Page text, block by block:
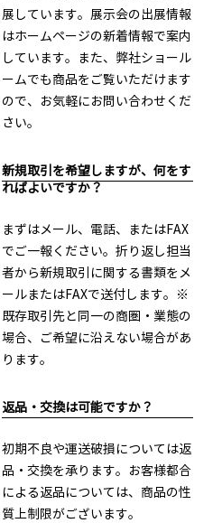
展しています。展示会の出展情報
はホームページの新着情報で案内
しています。また、弊社ショール
ームでも商品をご覧いただけます
ので、お気軽にお問い合わせくだ
さい。
新規取引を希望しますが、何をす
ればよいですか？
まずはメール、電話、またはFAX
でご一報ください。折り返し担当
者から新規取引に関する書類をメ
ールまたはFAXで送付します。※
既存取引先と同一の商圏・業態の
場合、ご希望に沿えない場合があ
ります。
返品・交換は可能ですか？
初期不良や運送破損については返
品・交換を承ります。お客様都合
による返品については、商品の性
質上制限がございます。